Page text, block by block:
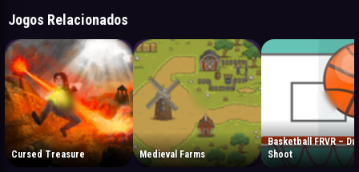
Jogos Relacionados
Cursed Treasure Medieval Farms
Basketball FRVR –
Shoot